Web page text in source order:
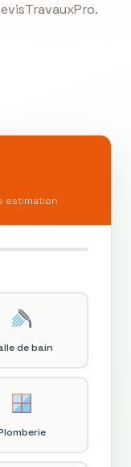
estimation
de bain